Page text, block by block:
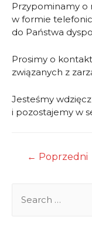
Przypominamy o
w formie
do Państwa
Prosimy o
związanych z
Jesteśmy
i pozostajemy w
Nawigacja
← Poprzedni